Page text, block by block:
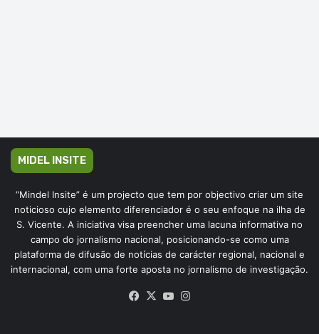
MIDEL INSITE
“Mindel Insite” é um projecto que tem por objectivo criar um site
noticioso cujo elemento diferenciador é o seu enfoque na ilha de
S. Vicente. A iniciativa visa preencher uma lacuna informativa no
campo do jornalismo nacional, posicionando-se como uma
plataforma de difusão de notícias de carácter regional, nacional e
internacional, com uma forte aposta no jornalismo de investigação.
Facebook
X YouTube